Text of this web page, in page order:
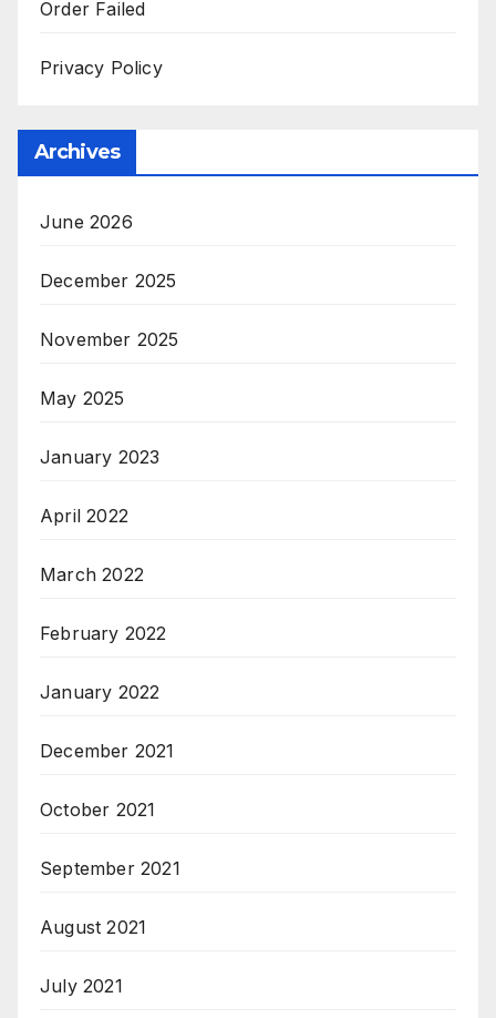
Order Failed
Privacy Policy
Archives
June 2026
December 2025
November 2025
May 2025
January 2023
April 2022
March 2022
February 2022
January 2022
December 2021
October 2021
September 2021
August 2021
July 2021